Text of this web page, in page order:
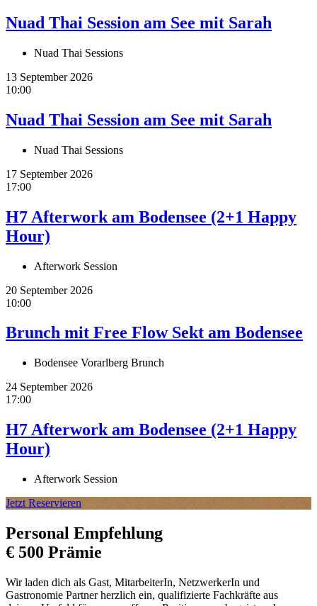
Nuad Thai Session am See mit Sarah
Nuad Thai Sessions
13 September 2026
10:00
Nuad Thai Session am See mit Sarah
Nuad Thai Sessions
17 September 2026
17:00
H7 Afterwork am Bodensee (2+1 Happy
Hour)
Afterwork Session
20 September 2026
10:00
Brunch mit Free Flow Sekt am Bodensee
Bodensee Vorarlberg Brunch
24 September 2026
17:00
H7 Afterwork am Bodensee (2+1 Happy
Hour)
Afterwork Session
Jetzt Reservieren
Personal Empfehlung
€ 500 Prämie
Wir laden dich als Gast, MitarbeiterIn, NetzwerkerIn und
Gastronomie Partner herzlich ein, qualifizierte Fachkräfte aus